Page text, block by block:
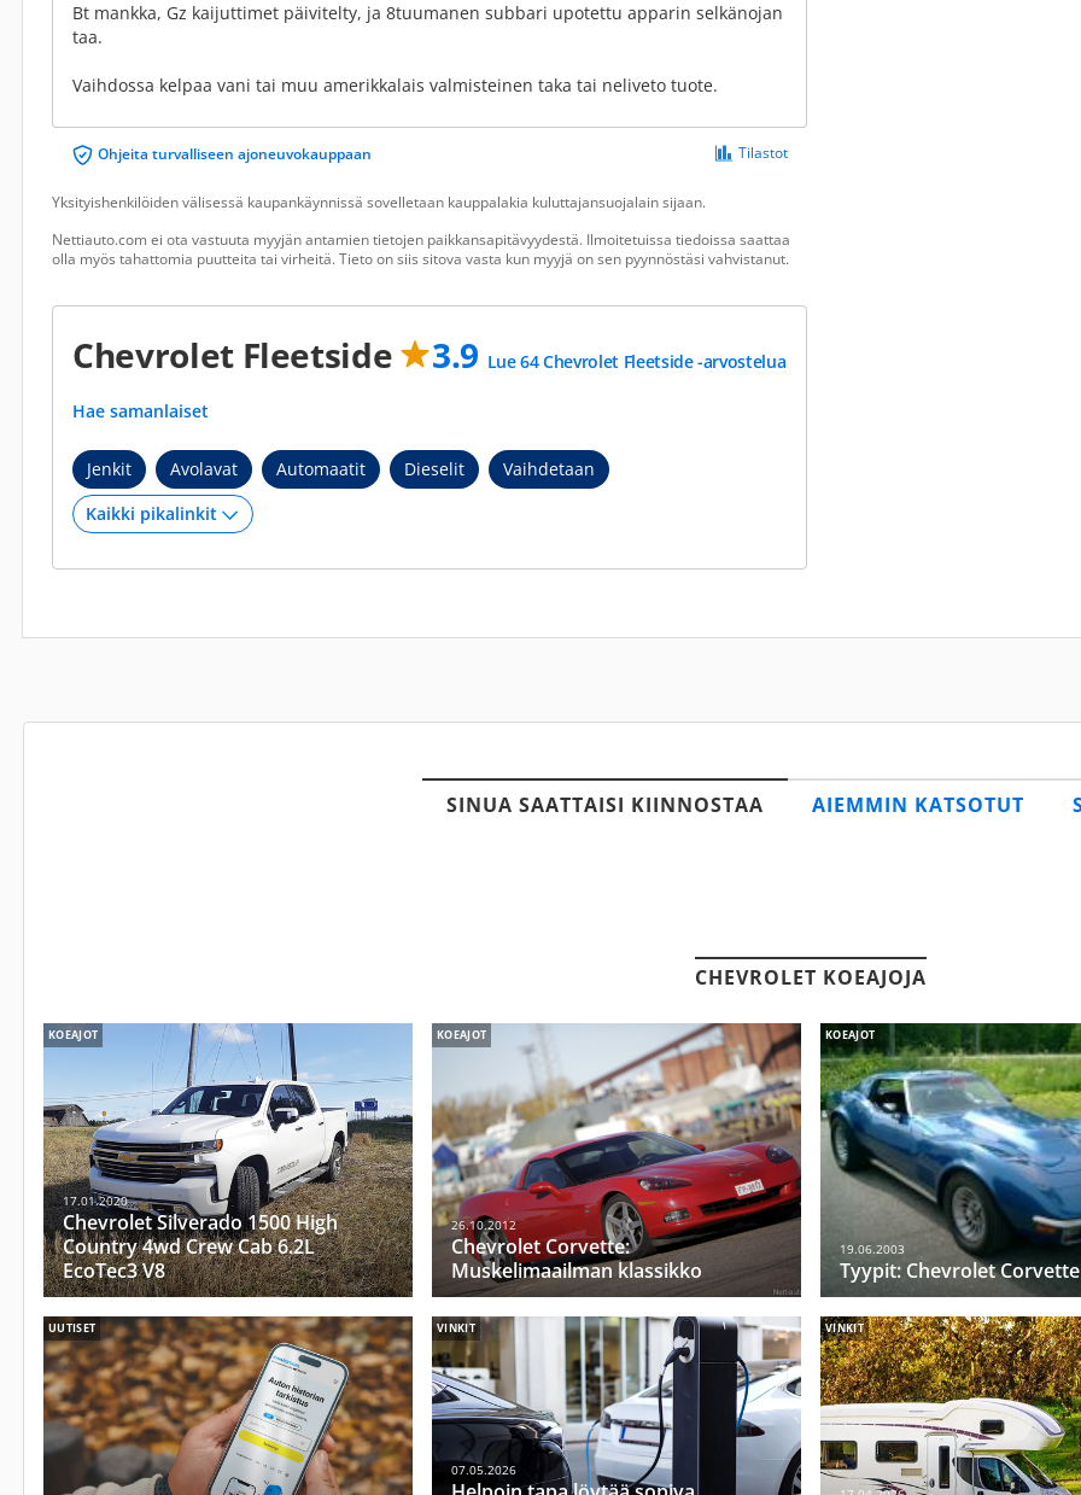
Bt mankka, Gz kaijuttimet päivitelty, ja 8tuumanen subbari upotettu apparin selkänojan
taa.
Vaihdossa kelpaa vani tai muu amerikkalais valmisteinen taka tai neliveto tuote.
Ohjeita turvalliseen ajoneuvokauppaan Tilastot
Yksityishenkilöiden välisessä kaupankäynnissä sovelletaan kauppalakia kuluttajansuojalain sijaan.
Nettiauto.com ei ota vastuuta myyjän antamien tietojen paikkansapitävyydestä. Ilmoitetuissa tiedoissa saattaa
olla myös tahattomia puutteita tai virheitä. Tieto on siis sitova vasta kun myyjä on sen pyynnöstäsi vahvistanut.
Chevrolet Fleetside 3.9 Lue 64 Chevrolet Fleetside -arvostelua
Hae samanlaiset
Jenkit Avolavat Automaatit Dieselit Vaihdetaan
SINUA SAATTAISI KIINNOSTAA AIEMMIN KATSOTUT
CHEVROLET KOEAJOJA
KOEAJOT
17.01.2020
Chevrolet Silverado 1500 High
Country 4wd Crew Cab 6.2L
EcoTec3 V8
KOEAJOT
26.10.2012
Chevrolet Corvette:
Muskelimaailman klassikko
KOEAJOT
19.06.2003
Tyypit: Chevrolet
UUTISET VINKIT
07.05.2026
VINKIT